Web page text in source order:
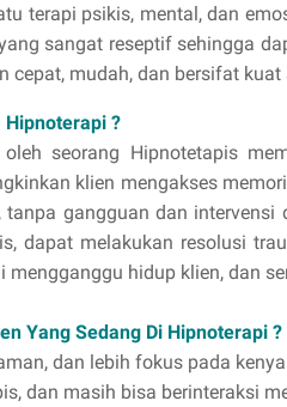
terapi psikis, mental, dan
sangat reseptif sehingga
cepat, mudah, dan bersifat
Hipnoterapi ?
seorang Hipnotetapis
klien mengakses
gangguan dan
dapat melakukan resolusi
mengganggu hidup klien, dan
Yang Sedang Di Hipnoterapi ?
dan lebih fokus pada
dan masih bisa berinteraksi